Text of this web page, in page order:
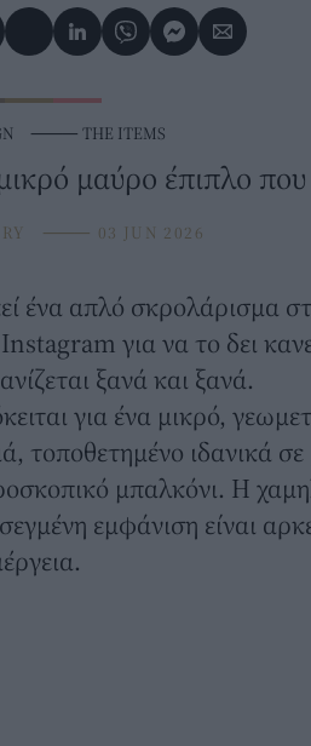
⸻ THE ITEMS
μαύρο έπιπλο
⸻ 03 JUN 2026
ένα απλό σκρολάρισμα
για να το δει
ξανά και ξανά.
για ένα μικρό,
τοποθετημένο ιδανικά
μπαλκόνι. Η
εμφάνιση είναι